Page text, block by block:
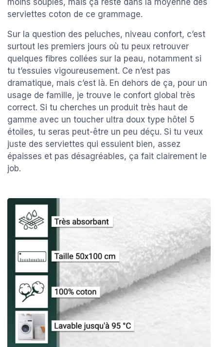
serviettes coton de ce grammage.
Sur la question des peluches, niveau confort, c’est
surtout les premiers jours où tu peux retrouver
quelques fibres collées sur la peau, notamment si
tu t’essuies vigoureusement. Ce n’est pas
dramatique, mais c’est là. En dehors de ça, pour un
usage de famille, je trouve le confort global très
correct. Si tu cherches un produit très haut de
gamme avec un toucher ultra doux type hôtel 5
étoiles, tu seras peut-être un peu déçu. Si tu veux
juste des serviettes qui essuient bien, assez
épaisses et pas désagréables, ça fait clairement le
job.